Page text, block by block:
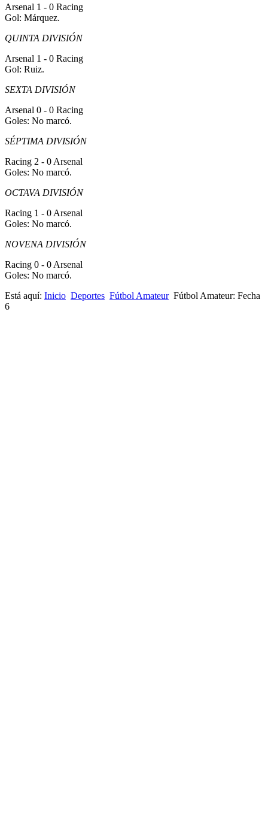
Arsenal 1 - 0 Racing
Gol: Márquez.
QUINTA DIVISIÓN
Arsenal 1 - 0 Racing
Gol: Ruiz.
SEXTA DIVISIÓN
Arsenal 0 - 0 Racing
Goles: No marcó.
SÉPTIMA DIVISIÓN
Racing 2 - 0 Arsenal
Goles: No marcó.
OCTAVA DIVISIÓN
Racing 1 - 0 Arsenal
Goles: No marcó.
NOVENA DIVISIÓN
Racing 0 - 0 Arsenal
Goles: No marcó.
Está aquí: Inicio Deportes Fútbol Amateur Fútbol Amateur: Fecha
6